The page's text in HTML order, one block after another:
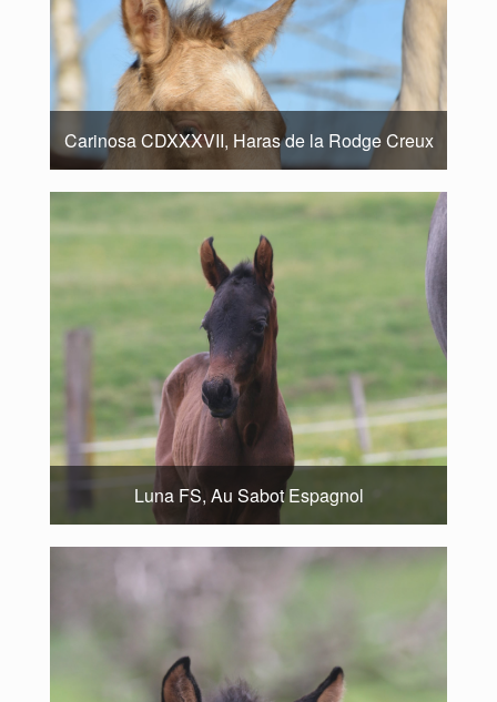
Carinosa CDXXXVII, Haras de la Rodge Creux
Luna FS, Au Sabot Espagnol